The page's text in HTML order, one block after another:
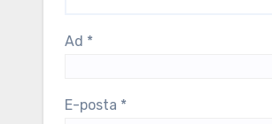
Ad *
E-posta *